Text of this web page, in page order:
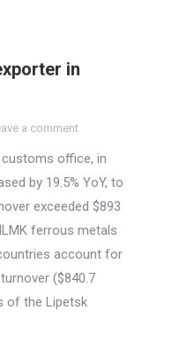
in
a comment
office, in
by 19.5% YoY, to
exceeded $893
ferrous metals
account for
($840.7
of the Lipetsk